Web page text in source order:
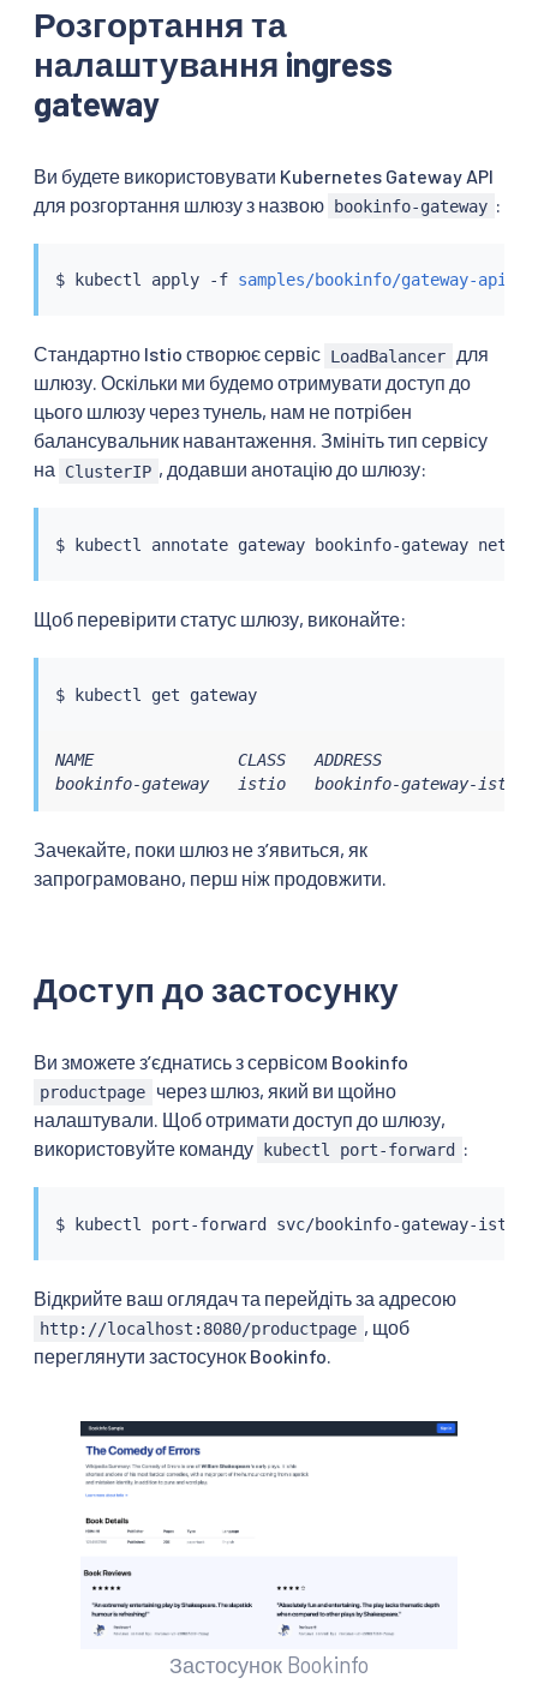
Розгортання та
налаштування ingress
gateway
Ви будете використовувати Kubernetes Gateway API
для розгортання шлюзу з назвою
bookinfo-gateway :
$ kubectl apply -f samples/bookinfo/gateway-api/
Стандартно Istio створює сервіс LoadBalancer
для
шлюзу. Оскільки ми будемо отримувати доступ до
цього шлюзу через тунель, нам не потрібен
балансувальник навантаження. Змініть тип сервісу
на
ClusterIP , додавши анотацію до шлюзу:
$ kubectl annotate gateway bookinfo-gateway
Щоб перевірити статус шлюзу, виконайте:
$ kubectl get gateway
NAME               CLASS   ADDRESS
bookinfo-gateway   istio   bookinfo-gateway-
Зачекайте, поки шлюз не зʼявиться, як
запрограмовано, перш ніж продовжити.
Доступ до застосунку
Ви зможете зʼєднатись з сервісом Bookinfo
productpage
через шлюз, який ви щойно
налаштували. Щоб отримати доступ до шлюзу,
використовуйте команду
kubectl port-forward :
$ kubectl
Відкрийте ваш оглядач та перейдіть за адресою
http://localhost:8080/productpage , щоб
переглянути застосунок Bookinfo.
Застосунок Bookinfo